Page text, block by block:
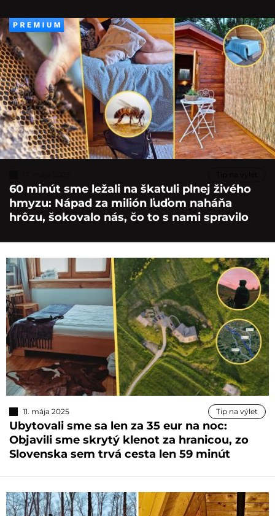
60 minút sme ležali na škatuli plnej živého
hmyzu: Nápad za milión ľuďom naháňa
hrôzu, šokovalo nás, čo to s nami spravilo
11. mája 2025 Tip na výlet
Ubytovali sme sa len za 35 eur na noc:
Objavili sme skrytý klenot za hranicou, zo
Slovenska sem trvá cesta len 59 minút